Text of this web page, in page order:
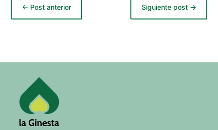
← Post anterior Siguiente post→